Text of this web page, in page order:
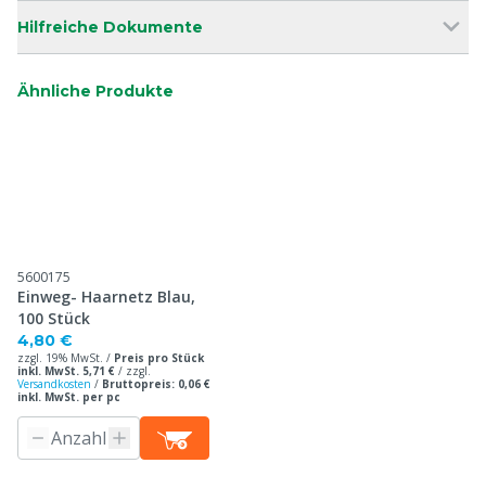
Hilfreiche Dokumente
Ähnliche Produkte
5600175
Einweg- Haarnetz Blau,
100 Stück
4,80 €
zzgl. 19% MwSt. / Preis pro Stück
inkl. MwSt. 5,71 € / zzgl.
Versandkosten / Bruttopreis: 0,06 €
inkl. MwSt. per pc